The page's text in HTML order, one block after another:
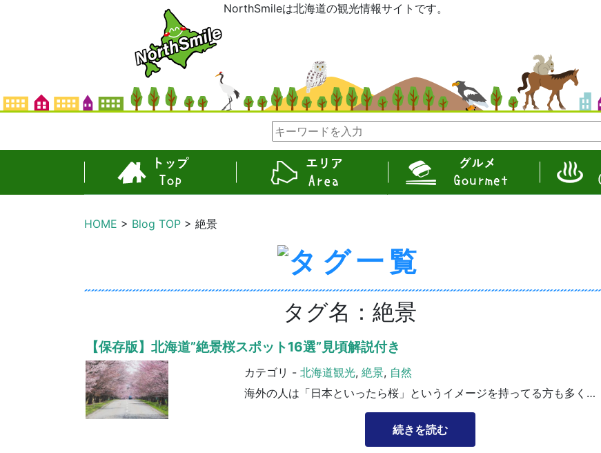
NorthSmileは北海道の観光情報サイトです。
HOME
Blog TOP 絶景
タグ名：絶景
【保存版】北海道”絶景桜スポット16選”見頃解説付き
カテゴリ - 北海道観光, 絶景, 自然
海外の人は「日本といったら桜」というイメージを持ってる方も多く、日本の桜を見るために来日する方も少なくありません。道民にとっての桜は「やっと長い雪の季節が終わった」という安堵の象徴であり、本...
続きを読む